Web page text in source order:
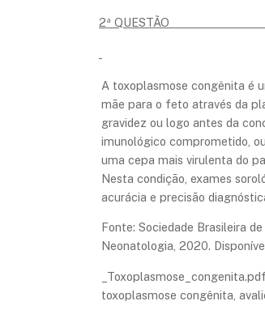
2ª
A toxoplasmose congênita é
mãe para o feto através da
gravidez ou logo antes da
imunológico comprometido,
uma cepa mais virulenta do
Nesta condição, exames
acurácia e precisão
Fonte: Sociedade Brasileira
Neonatologia, 2020.
toxoplasmose congênita,